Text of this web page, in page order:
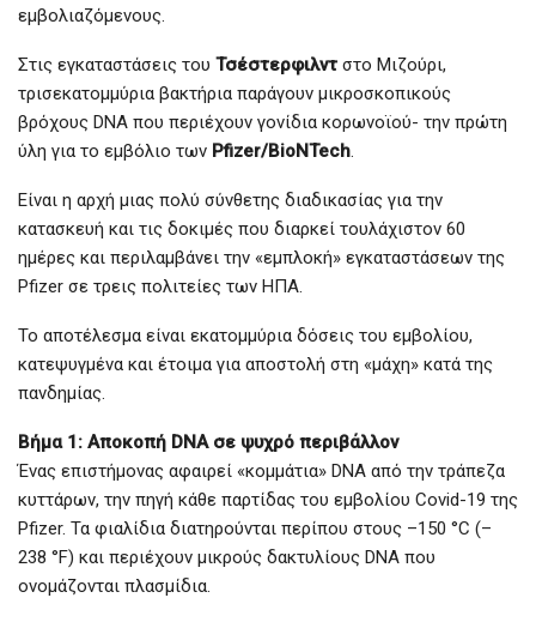
εμβολιαζόμενους.
Στις εγκαταστάσεις του Τσέστερφιλντ στο Μιζούρι,
τρισεκατομμύρια βακτήρια παράγουν μικροσκοπικούς
βρόχους DNA που περιέχουν γονίδια κορωνοϊού- την πρώτη
ύλη για το εμβόλιο των Pfizer/BioNTech.
Είναι η αρχή μιας πολύ σύνθετης διαδικασίας για την
κατασκευή και τις δοκιμές που διαρκεί τουλάχιστον 60
ημέρες και περιλαμβάνει την «εμπλοκή» εγκαταστάσεων της
Pfizer σε τρεις πολιτείες των ΗΠΑ.
Το αποτέλεσμα είναι εκατομμύρια δόσεις του εμβολίου,
κατεψυγμένα και έτοιμα για αποστολή στη «μάχη» κατά της
πανδημίας.
Βήμα 1: Αποκοπή DNA σε ψυχρό περιβάλλον
Ένας επιστήμονας αφαιρεί «κομμάτια» DNA από την τράπεζα
κυττάρων, την πηγή κάθε παρτίδας του εμβολίου Covid-19 της
Pfizer. Τα φιαλίδια διατηρούνται περίπου στους –150 °C (–
238 °F) και περιέχουν μικρούς δακτυλίους DNA που
ονομάζονται πλασμίδια.